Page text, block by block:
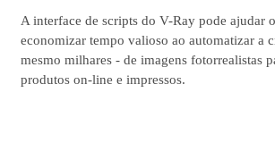
A interface de scripts do V-Ray pode ajudar
economizar tempo valioso ao automatizar a
mesmo milhares - de imagens fotorrealistas
produtos on-line e impressos.